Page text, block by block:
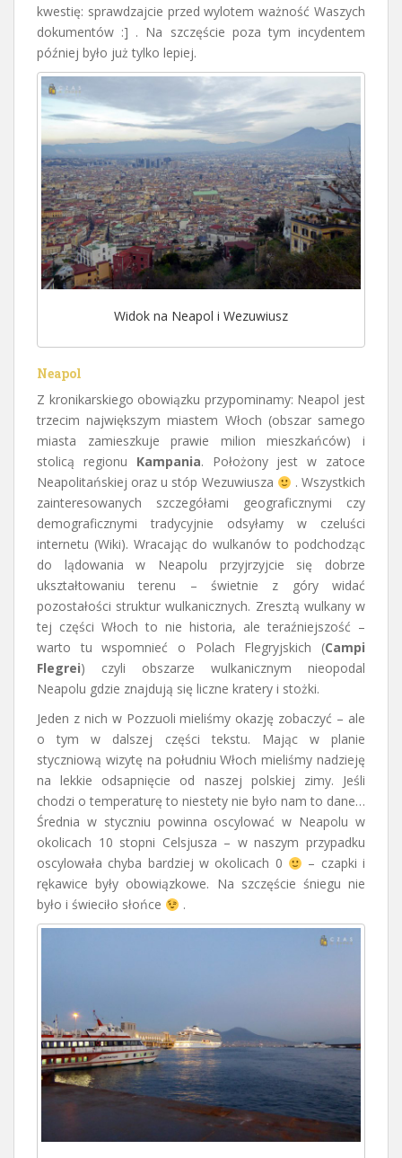
kwestię: sprawdzajcie przed wylotem ważność Waszych
dokumentów :] . Na szczęście poza tym incydentem
później było już tylko lepiej.
Widok na Neapol i Wezuwiusz
Neapol
Z kronikarskiego obowiązku przypominamy: Neapol jest
trzecim największym miastem Włoch (obszar samego
miasta zamieszkuje prawie milion mieszkańców) i
stolicą regionu Kampania. Położony jest w zatoce
Neapolitańskiej oraz u stóp Wezuwiusza
. Wszystkich
zainteresowanych szczegółami geograficznymi czy
demograficznymi tradycyjnie odsyłamy w czeluści
internetu (Wiki). Wracając do wulkanów to podchodząc
do lądowania w Neapolu przyjrzyjcie się dobrze
ukształtowaniu terenu – świetnie z góry widać
pozostałości struktur wulkanicznych. Zresztą wulkany w
tej części Włoch to nie historia, ale teraźniejszość –
warto tu wspomnieć o Polach Flegryjskich (Campi
Flegrei) czyli obszarze wulkanicznym nieopodal
Neapolu gdzie znajdują się liczne kratery i stożki.
Jeden z nich w Pozzuoli mieliśmy okazję zobaczyć – ale
o tym w dalszej części tekstu. Mając w planie
styczniową wizytę na południu Włoch mieliśmy nadzieję
na lekkie odsapnięcie od naszej polskiej zimy. Jeśli
chodzi o temperaturę to niestety nie było nam to dane…
Średnia w styczniu powinna oscylować w Neapolu w
okolicach 10 stopni Celsjusza – w naszym przypadku
oscylowała chyba bardziej w okolicach 0
– czapki i
rękawice były obowiązkowe. Na szczęście śniegu nie
było i świeciło słońce
.